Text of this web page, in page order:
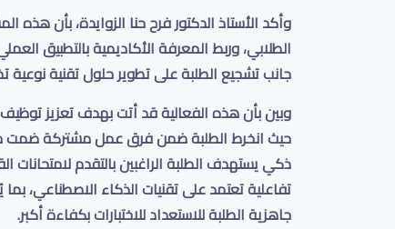
وأكد الأستاذ الدكتورفرح حنا الزوايدة، بأن هذه
الطلابي، وربط المعرفة الأكاديمية بالتطبيق
جانب تشجيع الطلبة على تطوير حلول تقنية
وبين بأن هذه الفعالية قد أتت بهدف تعزيز
حيث انخرط الطلبة ضمن فرق عمل مشتركة ضمت
ذكي يستهدف الطلبة الراغبين بالتقدم لامتحانات
تفاعلية تعتمد على تقنيات الذكاء الاصطناعي،
جاهزية الطلبة للاستعداد للاختبارات بكفاءة أكبر.